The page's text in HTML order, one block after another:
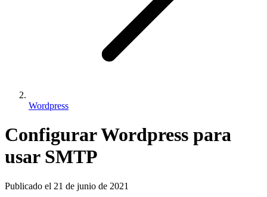
Wordpress
Configurar Wordpress para
usar SMTP
Publicado el 21 de junio de 2021